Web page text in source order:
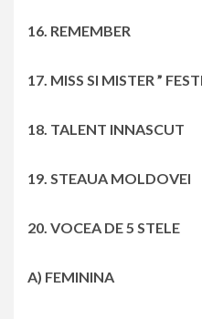
16. REMEMBER
17. MISS SI MISTER ”
18. TALENT INNASCUT
19. STEAUA MOLDOVEI
20. VOCEA DE 5 STELE
A) FEMININA